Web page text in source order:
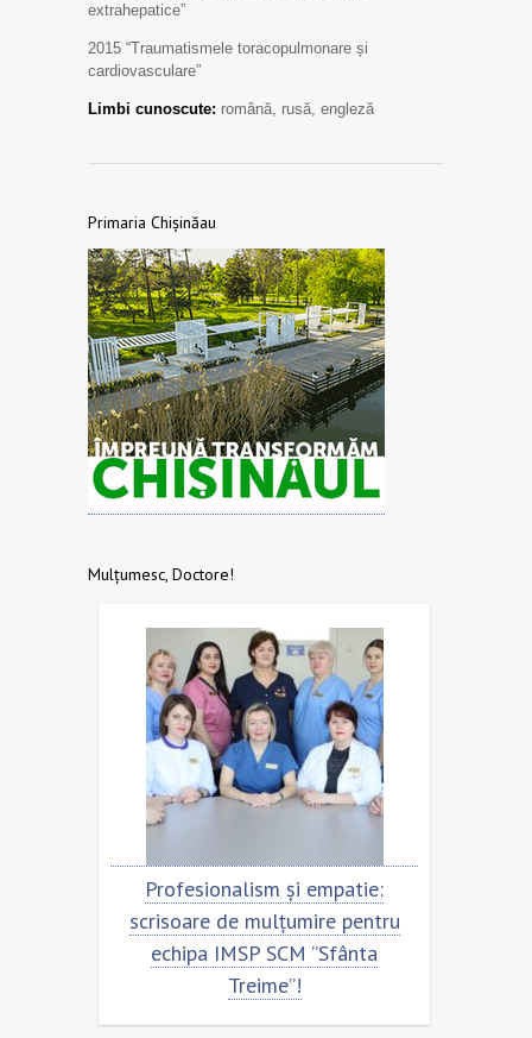
extrahepatice”
2015 “Traumatismele toracopulmonare și
cardiovasculare”
Limbi cunoscute: română, rusă, engleză
Primaria Chișinăau
Mulțumesc, Doctore!
Profesionalism și empatie:
scrisoare de mulțumire pentru
echipa IMSP SCM ”Sfânta
Treime”!